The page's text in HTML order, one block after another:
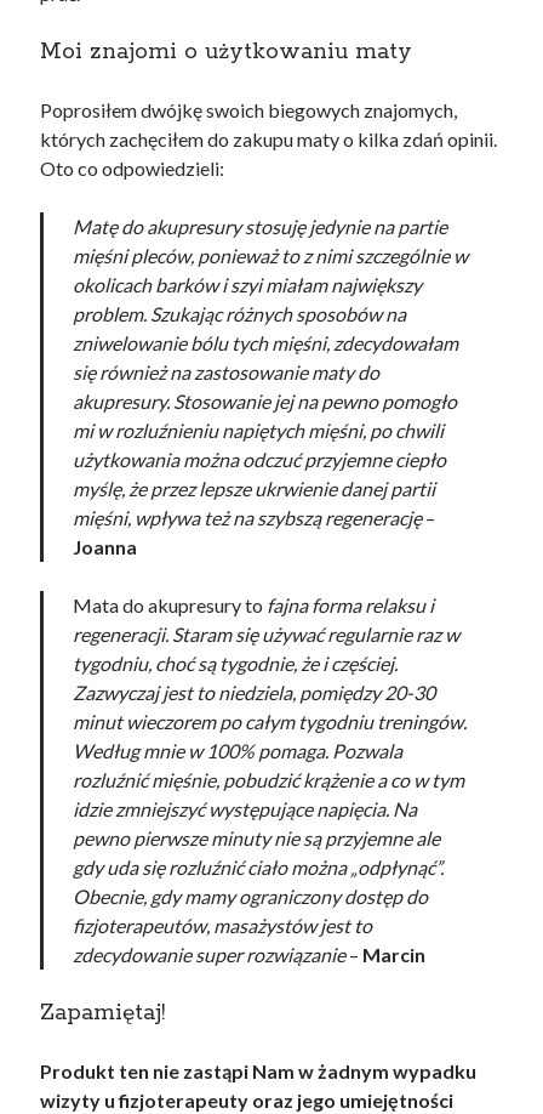
Moi znajomi o użytkowaniu maty
Poprosiłem dwójkę swoich biegowych znajomych,
których zachęciłem do zakupu maty o kilka zdań opinii.
Oto co odpowiedzieli:
Matę do akupresury stosuję jedynie na partie
mięśni pleców, ponieważ to z nimi szczególnie w
okolicach barków i szyi miałam największy
problem. Szukając różnych sposobów na
zniwelowanie bólu tych mięśni, zdecydowałam
się również na zastosowanie maty do
akupresury. Stosowanie jej na pewno pomogło
mi w rozluźnieniu napiętych mięśni, po chwili
użytkowania można odczuć przyjemne ciepło
myślę, że przez lepsze ukrwienie danej partii
mięśni, wpływa też na szybszą regenerację–
Joanna
Mata do akupresury to fajna forma relaksu i
regeneracji. Staram się używać regularnie raz w
tygodniu, choć są tygodnie, że i częściej.
Zazwyczaj jest to niedziela, pomiędzy 20-30
minut wieczorem po całym tygodniu treningów.
Według mnie w 100% pomaga. Pozwala
rozluźnić mięśnie, pobudzić krążenie a co w tym
idzie zmniejszyć występujące napięcia. Na
pewno pierwsze minuty nie są przyjemne ale
gdy uda się rozluźnić ciało można „odpłynąć”.
Obecnie, gdy mamy ograniczony dostęp do
fizjoterapeutów, masażystów jest to
zdecydowanie super rozwiązanie– Marcin
Zapamiętaj!
Produkt ten nie zastąpi Nam w żadnym wypadku
wizyty u fizjoterapeuty oraz jego umiejętności